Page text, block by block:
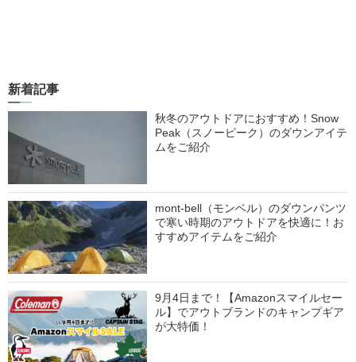
新着記事
秋冬のアウトドアにおすすめ！Snow
Peak（スノーピーク）のダウンアイテ
ムをご紹介
mont-bell（モンベル）のダウンパンツ
で寒い時期のアウトドアを快適に！お
すすめアイテムをご紹介
9月4日まで！【Amazonスマイルセー
ル】でアウトブランドのキャンプギア
が大特価！